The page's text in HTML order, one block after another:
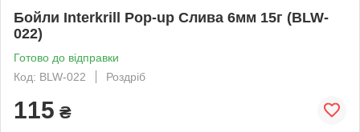
Бойли Interkrill Pop-up Слива 6мм 15г (BLW-
022)
Готово до відправки
Код: BLW-022
Роздріб
115 ₴